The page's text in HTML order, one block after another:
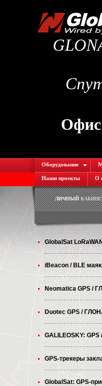
Оборудование
Наши проекты О
ЛИЧНЫЙКАБИНЕТ
GlobalSat
iBeacon / BLE
Neomatica GPS /
Duotec GPS /
GALILEOSKY:
GPS-трекеры
GlobalSat: GPS-